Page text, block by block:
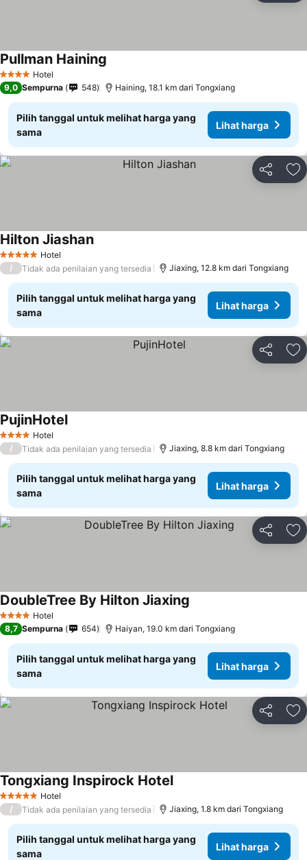
4 BintangHotel
Pullman Haining
9,0 Sempurna 548 Haining, 18.1 km dari Tongxiang
Pilih tanggal untuk melihat harga yang
sama
Lihat harga
Bagikan
5 Bintang Hotel
Hilton Jiashan
/ Tidak ada penilaian yang tersedia Jiaxing, 12.8 km dari Tongxiang
Pilih tanggal untuk melihat harga yang
sama
Lihat harga
Bagikan
4 BintangHotel
PujinHotel
/ Tidak ada penilaian yang tersedia Jiaxing, 8.8 km dari Tongxiang
Pilih tanggal untuk melihat harga yang
sama
Lihat harga
Bagikan
4 BintangHotel
DoubleTree By Hilton Jiaxing
8,7 Sempurna 654 Haiyan, 19.0 km dari Tongxiang
Pilih tanggal untuk melihat harga yang
sama
Lihat harga
Bagikan
5 Bintang Hotel
Tongxiang Inspirock Hotel
/ Tidak ada penilaian yang tersedia Jiaxing, 1.8 km dari Tongxiang
Pilih tanggal untuk melihat harga yang
sama
Lihat harga